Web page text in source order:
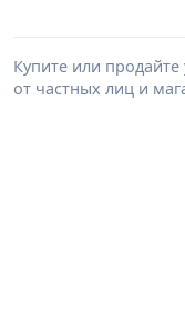
Купите или
от частных лиц и